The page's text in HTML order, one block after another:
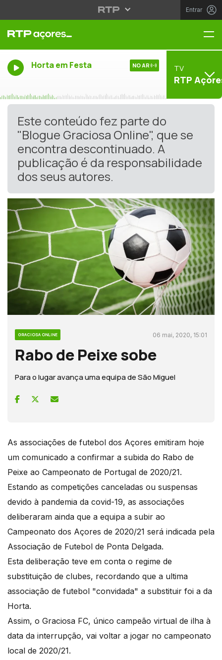
Entrar
Horta em Festa NO AR TV
RTP
Este conteúdo fez parte do
"Blogue Graciosa Online", que se
encontra descontinuado. A
publicação é da responsabilidade
dos seus autores.
GRACIOSA ONLINE 06 mai, 2020, 15:01
Rabo de Peixe sobe
Para o lugar avança uma equipa de São Miguel
As associações de futebol dos Açores emitiram hoje
um comunicado a confirmar a subida do Rabo de
Peixe ao Campeonato de Portugal de 2020/21.
Estando as competições canceladas ou suspensas
devido à pandemia da covid-19, as associações
deliberaram ainda que a equipa a subir ao
Campeonato dos Açores de 2020/21 será indicada pela
Associação de Futebol de Ponta Delgada.
Esta deliberação teve em conta o regime de
substituição de clubes, recordando que a ultima
associação de futebol "convidada" a substituir foi a da
Horta.
Assim, o Graciosa FC, único campeão virtual de ilha à
data da interrupção, vai voltar a jogar no campeonato
local de 2020/21.